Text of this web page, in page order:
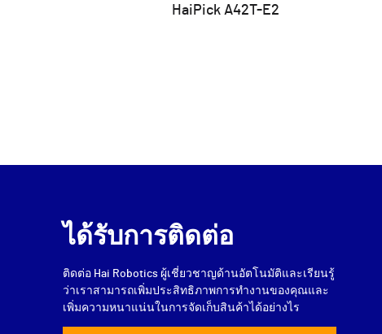
HaiPick A42T-E2
ได้รับการติดต่อ
ติดต่อ Hai Robotics ผู้เชี่ยวชาญด้านอัตโนมัติและเรียนรู้
ว่าเราสามารถเพิ่มประสิทธิภาพการทำงานของคุณและ
เพิ่มความหนาแน่นในการจัดเก็บสินค้าได้อย่างไร